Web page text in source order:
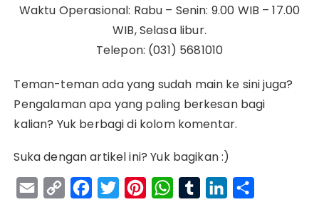
Waktu Operasional: Rabu – Senin: 9.00 WIB – 17.00
WIB, Selasa libur.
Telepon: (031) 5681010
Teman-teman ada yang sudah main ke sini juga?
Pengalaman apa yang paling berkesan bagi
kalian? Yuk berbagi di kolom komentar.
Suka dengan artikel ini? Yuk bagikan :)
C